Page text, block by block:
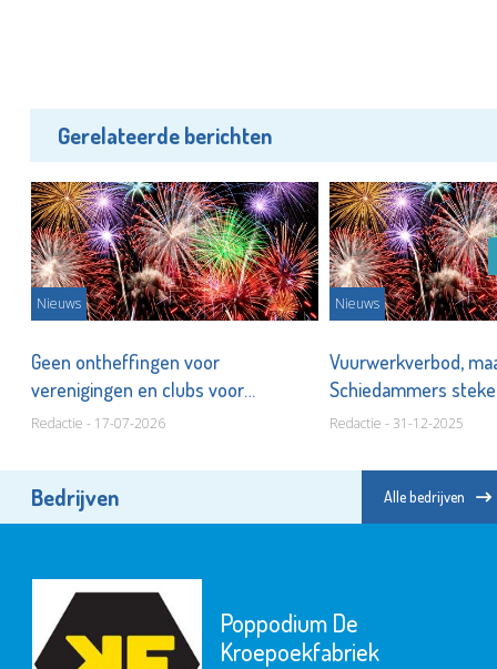
Gerelateerde berichten
Nieuws
Geen ontheffingen voor
verenigingen en clubs voor
vuurwerk
Redactie - 17-07-2026
Nieuws
Vuurwerkverbod,
Schiedammers
Redactie - 31-12-2025
Bedrijven Alle bedrijven
Poppodium De
Kroepoekfabriek